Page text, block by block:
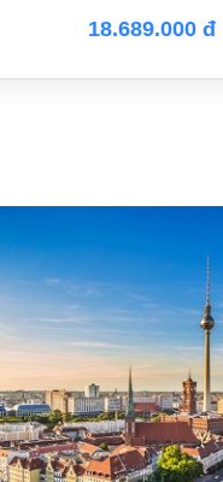
18.689.000 đ